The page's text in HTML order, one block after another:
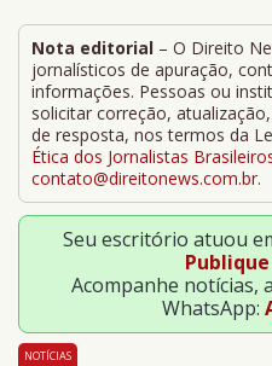
Nota editorial – O Direito
jornalísticos de apuração,
informações. Pessoas ou
solicitar correção,
de resposta, nos termos da
Ética dos Jornalistas
contato@direitonews.com.br.
Seu escritório atuou
Acompanhe notícias,
WhatsApp:
NOTÍCIAS